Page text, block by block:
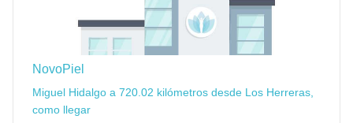
NovoPiel
Miguel Hidalgo a 720.02 kilómetros desde Los Herreras,
como llegar